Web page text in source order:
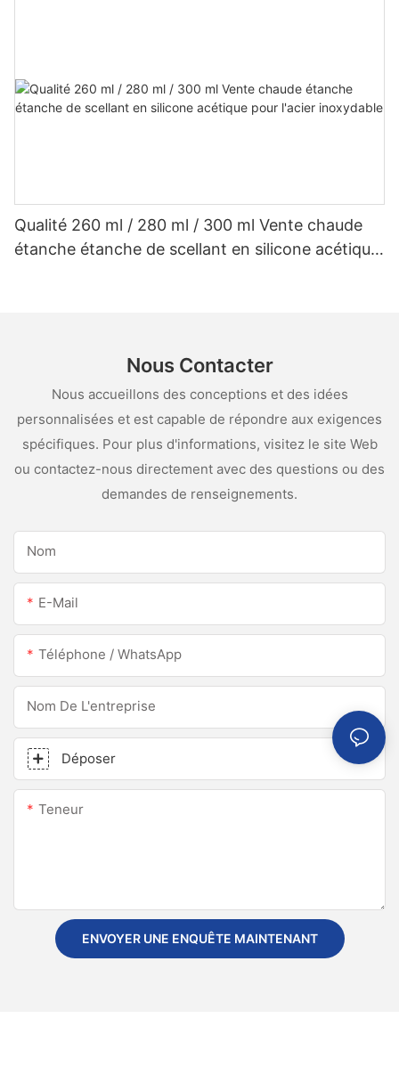
Qualité 260 ml / 280 ml / 300 ml Vente chaude
étanche étanche de scellant en silicone acétique
Nous Contacter
Nous accueillons des conceptions et des idées
personnalisées et est capable de répondre aux exigences
spécifiques. Pour plus d'informations, visitez le site Web
ou contactez-nous directement avec des questions ou des
demandes de renseignements.
Nom
E-Mail
Téléphone / WhatsApp
Nom De L'entreprise
Déposer
Teneur
ENVOYER UNE ENQUÊTE MAINTENANT